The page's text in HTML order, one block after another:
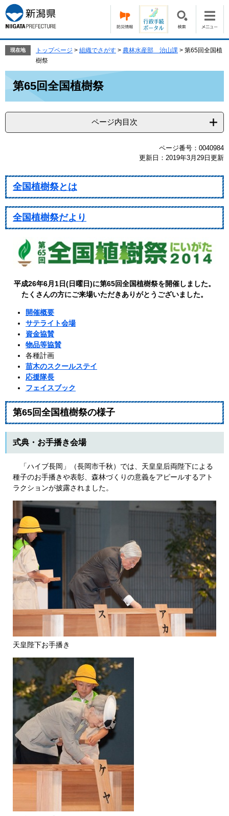
ー
ジ
の
で
す。
ニ
ュ
ー
ば
本
文
現在地 トップページ > 組織でさがす > 農林水産部 治山課 > 第65回全国植
樹祭
第65回全国植樹祭
ページ内目次
ページ番号：0040984
更新日：2019年3月29日更新
全国植樹祭とは
全国植樹祭だより
平成26年6月1日(日曜日)に第65回全国植樹祭を開催しました。
たくさんの方にご来場いただきありがとうございました。
開催概要
サテライト会場
資金協賛
物品等協賛
各種計画
苗木のスクールステイ
応援隊長
フェイスブック
第65回全国植樹祭の様子
式典・お手播き会場
「ハイブ長岡」（長岡市千秋）では、天皇皇后両陛下による
種子のお手播きや表彰、森林づくりの意義をアピールするアト
ラクションが披露されました。
天皇陛下お手播き